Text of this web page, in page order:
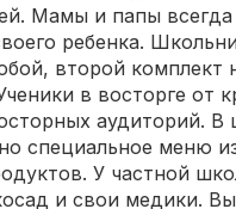
Мамы и папы всегда
ребенка.
второй комплект
в восторге от
аудиторий. В
специальное меню
У частной
и свои медики.